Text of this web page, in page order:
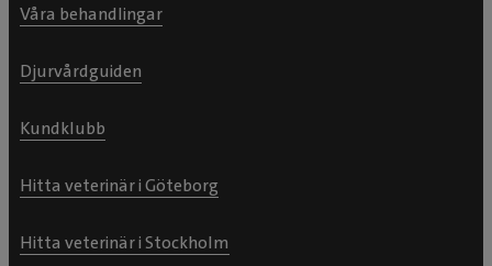
Våra behandlingar
Djurvårdguiden
Kundklubb
Hitta veterinär i Göteborg
Hitta veterinär i Stockholm